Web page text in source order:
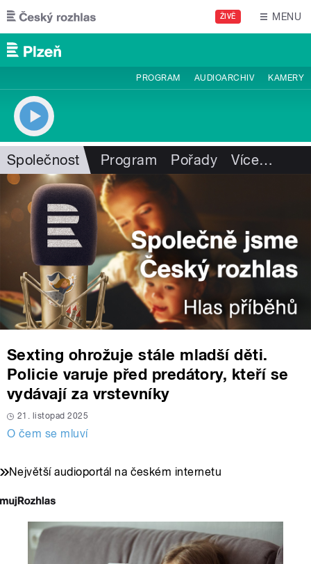
Přejít k hlavnímu obsahu
ŽIVĚ MENU
PROGRAM AUDIOARCHIV KAMERY
Společnost Program Pořady Více…
Sexting ohrožuje stále mladší děti.
Policie varuje před predátory, kteří se
vydávají za vrstevníky
21. listopad 2025
O čem se mluví
Největší audioportál na českém internetu